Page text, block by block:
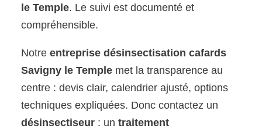
le Temple. Le suivi est documenté et
compréhensible.
Notreentreprise désinsectisation cafards
Savigny le Temple met la transparence au
centre : devis clair, calendrier ajusté, options
techniques expliquées. Donc contactez un
désinsectiseur : untraitement